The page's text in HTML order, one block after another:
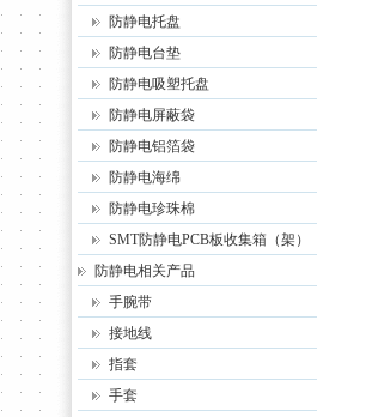
防静电托盘
防静电台垫
防静电吸塑托盘
防静电屏蔽袋
防静电铝箔袋
防静电海绵
防静电珍珠棉
SMT防静电PCB板收集箱（架）
防静电相关产品
手腕带
接地线
指套
手套